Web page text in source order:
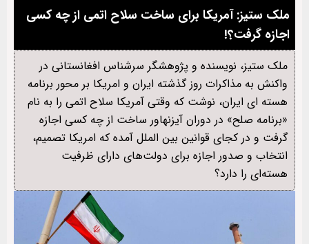
ملک ستیز: آمریکا برای ساخت سلاح اتمی از چه کسی
اجازه گرفت؟!
ملک ستیز، نویسنده و پژوهشگر سرشناس افغانستانی در
واکنش به مذاکرات روز گذشته ایران و امریکا بر محور برنامه
هسته ای ایران، نوشت که وقتی آمریکا سلاح اتمی را به نام
«برنامه صلح» در دوران آیزنهاور ساخت از چه کسی اجازه
گرفت و در کجای قوانین بین الملل آمده که امریکا تصمیم،
انتخاب و صدور اجازه برای دولت‌های دارای ظرفیت
هسته‌ای را دارد؟